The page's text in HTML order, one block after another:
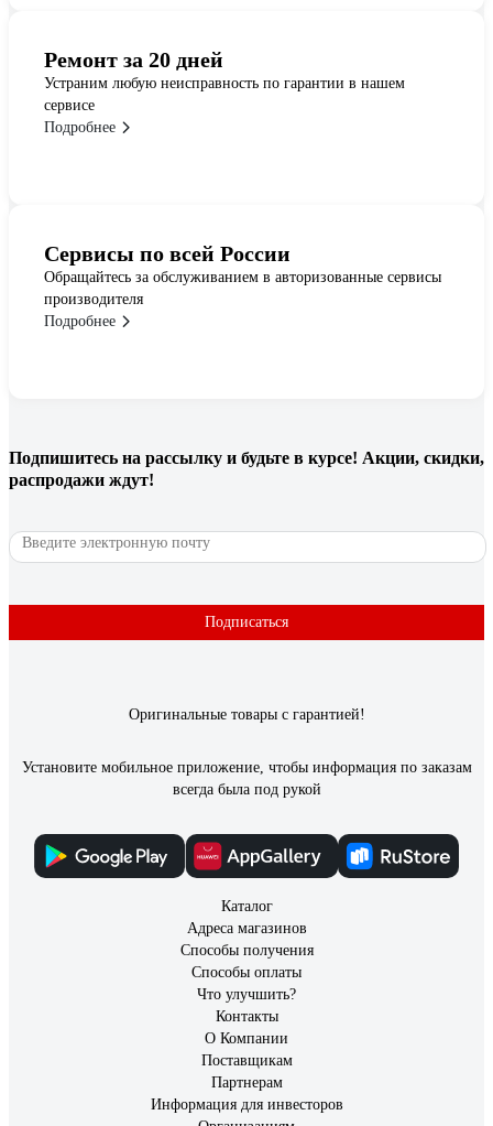
Ремонт за 20 дней
Устраним любую неисправность по гарантии в нашем
сервисе
Подробнее
Сервисы по всей России
Обращайтесь за обслуживанием в авторизованные сервисы
производителя
Подробнее
Подпишитесь на рассылку и будьте в курсе! Акции, скидки,
распродажи ждут!
Подписаться
Оригинальные товары с гарантией!
Установите мобильное приложение, чтобы информация по заказам
всегда была под рукой
Каталог
Адреса магазинов
Способы получения
Способы оплаты
Что улучшить?
Контакты
О Компании
Поставщикам
Партнерам
Информация для инвесторов